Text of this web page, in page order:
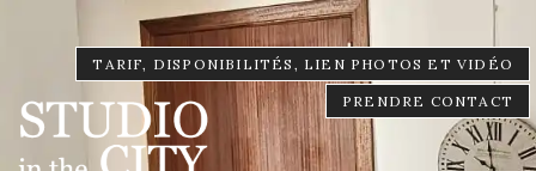
TARIF, DISPONIBILITÉS, LIEN PHOTOS ET VIDÉO
PRENDRE CONTACT